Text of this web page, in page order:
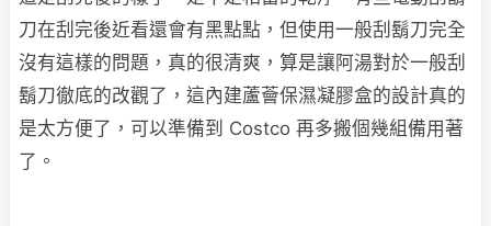
刀在刮完後近看還會有黑點點，但使用一般刮鬍刀完全
沒有這樣的問題，真的很清爽，算是讓阿湯對於一般刮
鬍刀徹底的改觀了，這內建蘆薈保濕凝膠盒的設計真的
是太方便了，可以準備到 Costco 再多搬個幾組備用著
了。